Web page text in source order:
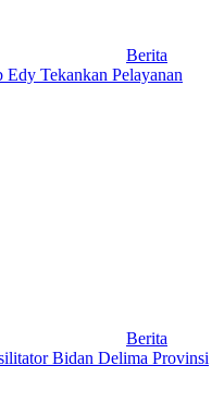
Berita
Tekankan Pelayanan
Berita
Bidan Delima Provinsi